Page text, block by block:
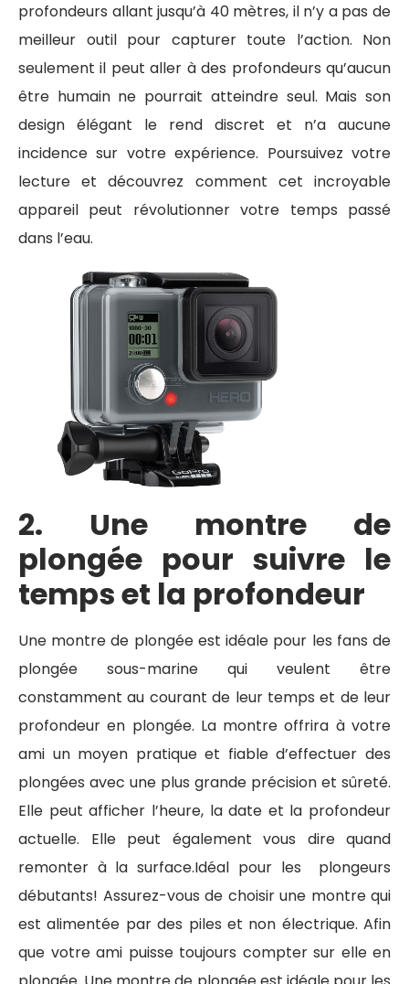
profondeurs allant jusqu’à 40 mètres, il n’y a pas de
meilleur outil pour capturer toute l’action. Non
seulement il peut aller à des profondeurs qu’aucun
être humain ne pourrait atteindre seul. Mais son
design élégant le rend discret et n’a aucune
incidence sur votre expérience. Poursuivez votre
lecture et découvrez comment cet incroyable
appareil peut révolutionner votre temps passé
dans l’eau.
2. Une montre de
plongée pour suivre le
temps et la profondeur
Une montre de plongée est idéale pour les fans de
plongée sous-marine qui veulent être
constamment au courant de leur temps et de leur
profondeur en plongée. La montre offrira à votre
ami un moyen pratique et fiable d’effectuer des
plongées avec une plus grande précision et sûreté.
Elle peut afficher l’heure, la date et la profondeur
actuelle. Elle peut également vous dire quand
remonter à la surface.Idéal pour les plongeurs
débutants! Assurez-vous de choisir une montre qui
est alimentée par des piles et non électrique. Afin
que votre ami puisse toujours compter sur elle en